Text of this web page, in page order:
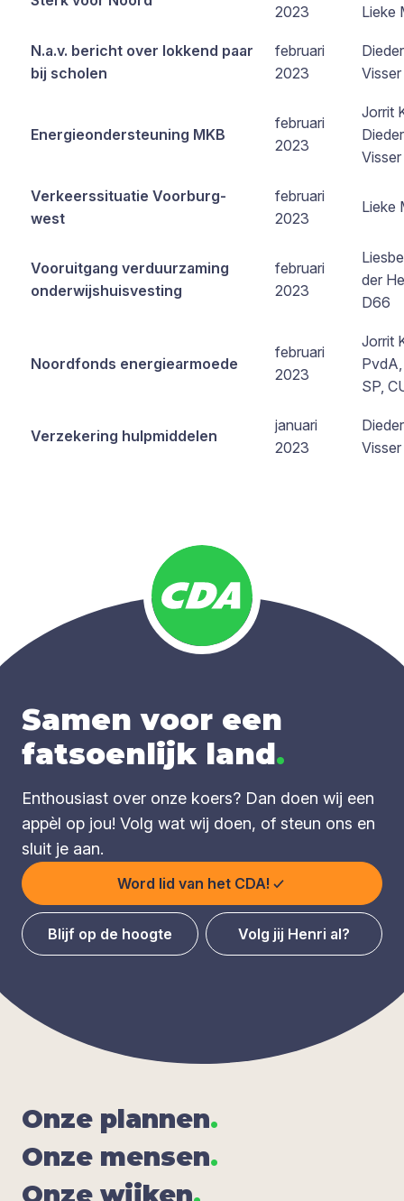
2023 Lieke
N.a.v. bericht over lokkend paar
bij scholen
februari
2023
Visser
Energieondersteuning MKB
februari
2023
Jorrit
Visser
Verkeerssituatie Voorburg-
west
februari
2023
Lieke
Vooruitgang verduurzaming
onderwijshuisvesting
februari
2023
der
D66
Noordfonds energiearmoede
februari
2023
Jorrit
SP,
Verzekering hulpmiddelen
januari
2023
Visser
Samen voor een
fatsoenlijk land.
Enthousiast over onze koers? Dan doen wij een
appèl op jou! Volg wat wij doen, of steun ons en
sluit je aan.
Word lid van het CDA!
Blijf op de hoogte Volg jij Henri al?
Onze plan­nen.
Onze men­sen.
Onze wij­ken.